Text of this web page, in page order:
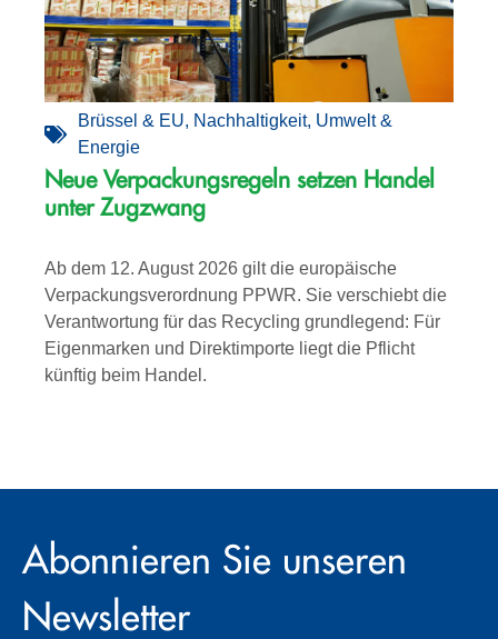
Brüssel & EU, Nachhaltigkeit, Umwelt &
Energie
Neue Verpackungsregeln setzen Handel
unter Zugzwang
Ab dem 12. August 2026 gilt die europäische
Verpackungsverordnung PPWR. Sie verschiebt die
Verantwortung für das Recycling grundlegend: Für
Eigenmarken und Direktimporte liegt die Pflicht
künftig beim Handel.
Abonnieren Sie unseren
Newsletter